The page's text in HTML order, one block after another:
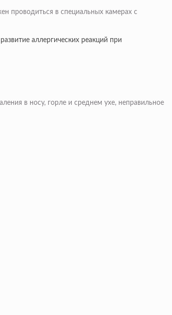
проводиться в специальных камерах с
аллергических реакций при
в носу, горле и среднем ухе, неправильное